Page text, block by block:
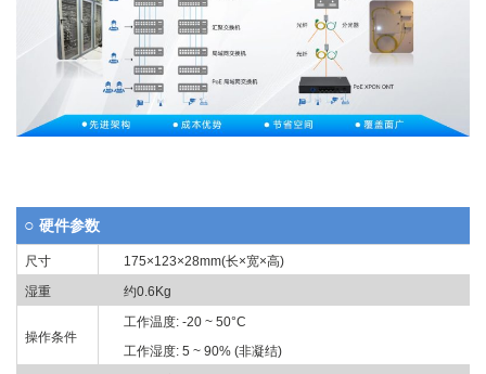
○ 硬件参数
尺寸 175×123×28mm(长×宽×高)
湿重
约0.6 Kg
操作条件
工作温度:-20 ~ 50°C
工作湿度:5 ~ 90% (非凝结)